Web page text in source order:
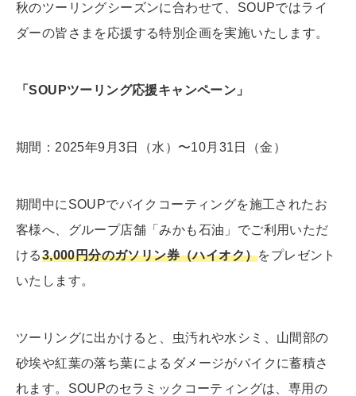
秋のツーリングシーズンに合わせて、SOUPではライ
ダーの皆さまを応援する特別企画を実施いたします。
「SOUPツーリング応援キャンペーン」
期間：2025年9月3日（水）〜10月31日（金）
期間中にSOUPでバイクコーティングを施工されたお
客様へ、グループ店舗「みかも石油」でご利用いただ
ける3,000円分のガソリン券（ハイオク）をプレゼント
いたします。
ツーリングに出かけると、虫汚れや水シミ、山間部の
砂埃や紅葉の落ち葉によるダメージがバイクに蓄積さ
れます。SOUPのセラミックコーティングは、専用の